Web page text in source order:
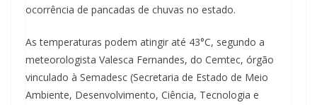
ocorrência de pancadas de chuvas no estado.
As temperaturas podem atingir até 43°C, segundo a
meteorologista Valesca Fernandes, do Cemtec, órgão
vinculado à Semadesc (Secretaria de Estado de Meio
Ambiente, Desenvolvimento, Ciência, Tecnologia e